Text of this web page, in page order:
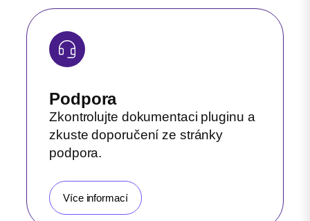
Podpora
Zkontrolujte dokumentaci pluginu a
zkuste doporučení ze stránky
podpora.
Více informací